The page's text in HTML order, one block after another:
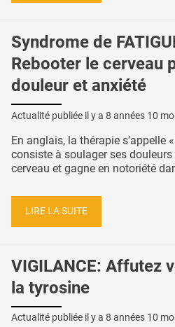
Syndrome de
Rebooter le cerveau
douleur et anxiété
Actualité publiée il y a 8 années 10
En anglais, la thérapie s’appelle
consiste à soulager ses
cerveau et gagne en notoriété
LIRE LA SUITE
VIGILANCE: Affutez
la tyrosine
Actualité publiée il y a 8 années 10